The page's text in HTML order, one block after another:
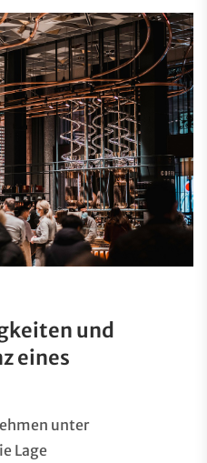
und
eines
unter
Lage